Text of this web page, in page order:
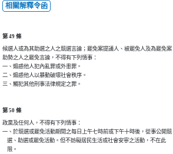
相關解釋令函
第 49 條
候選人或為其助選之人之競選言論；罷免案提議人、被罷免人及為罷免案
助勢之人之罷免言論，不得有下列情事：
一、煽惑他人犯內亂罪或外患罪。
二、煽惑他人以暴動破壞社會秩序。
三、觸犯其他刑事法律規定之罪。
第 50 條
政黨及任何人，不得有下列情事：
一、於競選或罷免活動期間之每日上午七時前或下午十時後，從事公開競
    選、助選或罷免活動。但不妨礙居民生活或社會安寧之活動，不在此
    限。